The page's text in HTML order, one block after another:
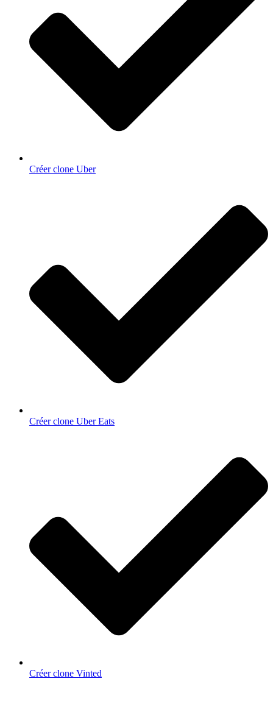
Créer clone Uber
Créer clone Uber Eats
Créer clone Vinted